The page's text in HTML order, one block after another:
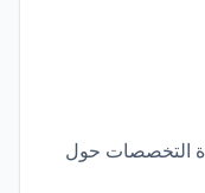
التخصصات حول